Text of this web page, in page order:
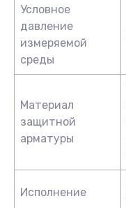
Условное
давление
измеряемой
среды
Материал
защитной
арматуры
Исполнение